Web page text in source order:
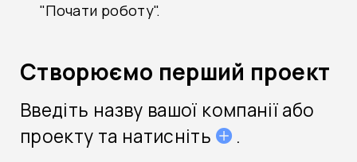
"Почати роботу".
Створюємо перший проект
Введіть назву вашої компанії або
проекту та натисніть
.